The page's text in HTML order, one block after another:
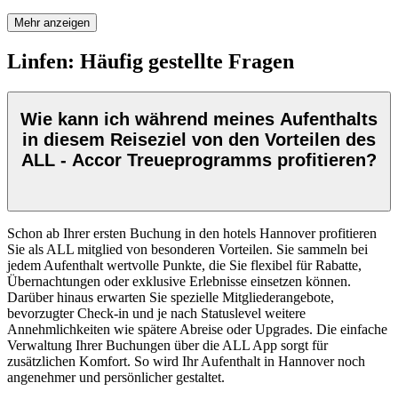
Mehr anzeigen
Linfen: Häufig gestellte Fragen
Wie kann ich während meines Aufenthalts
in diesem Reiseziel von den Vorteilen des
ALL - Accor Treueprogramms profitieren?
Schon ab Ihrer ersten Buchung in den hotels Hannover profitieren
Sie als ALL mitglied von besonderen Vorteilen. Sie sammeln bei
jedem Aufenthalt wertvolle Punkte, die Sie flexibel für Rabatte,
Übernachtungen oder exklusive Erlebnisse einsetzen können.
Darüber hinaus erwarten Sie spezielle Mitgliederangebote,
bevorzugter Check-in und je nach Statuslevel weitere
Annehmlichkeiten wie spätere Abreise oder Upgrades. Die einfache
Verwaltung Ihrer Buchungen über die ALL App sorgt für
zusätzlichen Komfort. So wird Ihr Aufenthalt in Hannover noch
angenehmer und persönlicher gestaltet.